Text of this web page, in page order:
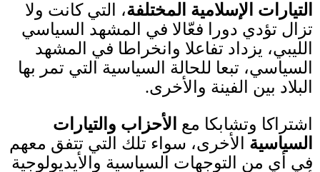
التيارات الإسلامية المختلفة، التي كانت ولا
تزال تؤدي دورا فعّالا في المشهد السياسي
الليبي، يزداد تفاعلا وانخراطا في المشهد
السياسي، تبعا للحالة السياسية التي تمر بها
البلاد بين الفينة والأخرى.
اشتراكا وتشابكا مع الأحزاب والتيارات
السياسية الأخرى، سواء تلك التي تتفق معهم
في أي من التوجهات السياسية والأيديولوجية